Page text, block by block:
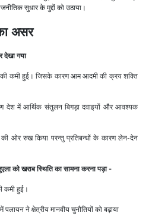
सुधार के मुद्दों को उठाया।
असर
देखा गया
की कमी हुई। जिसके कारण आम आदमी की क्रय शक्ति
देश में आर्थिक संतुलन बिगड़ा दवाइयों और आवश्यक
की ओर रुख किया परन्तु प्रतिबन्धों के कारण लेन-देन
को खराब स्थिति का सामना करना पड़ा -
कमी हुई।
ने क्षेत्रीय मानवीय चुनौतियों को बढ़ाया